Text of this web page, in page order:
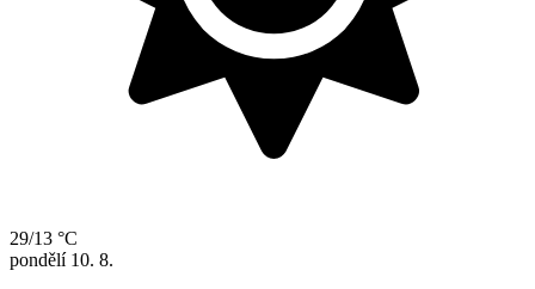
29/13 °C
pondělí 10. 8.